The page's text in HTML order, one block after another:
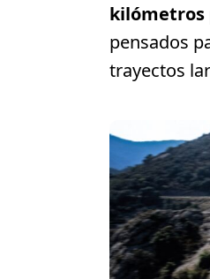
kilómetros
pensados
trayectos